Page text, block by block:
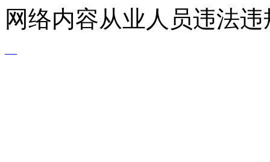
网络内容从业人员违法